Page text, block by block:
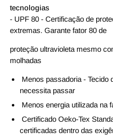
tecnologias
- UPF 80 - Certificação de
extremas. Garante fator 80 de
proteção ultravioleta mesmo
molhadas
Menos passadoria - Tecido
necessita passar
Menos energia utilizada na
Certificado Oeko-Tex
certificadas dentro das